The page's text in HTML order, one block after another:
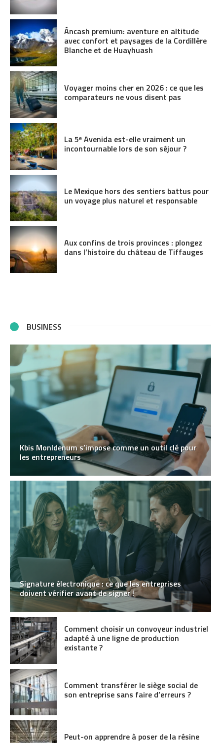
Áncash premium: aventure en altitude
avec confort et paysages de la Cordillère
Blanche et de Huayhuash
Voyager moins cher en 2026 : ce que les
comparateurs ne vous disent pas
La 5ᵉ Avenida est-elle vraiment un
incontournable lors de son séjour ?
Le Mexique hors des sentiers battus pour
un voyage plus naturel et responsable
Aux confins de trois provinces : plongez
dans l’histoire du château de Tiffauges
BUSINESS
Kbis MonIdenum s’impose comme un outil clé pour
les entrepreneurs
Signature électronique : ce que les entreprises
doivent vérifier avant de signer !
Comment choisir un convoyeur industriel
adapté à une ligne de production
existante ?
Comment transférer le siège social de
son entreprise sans faire d’erreurs ?
Peut-on apprendre à poser de la résine